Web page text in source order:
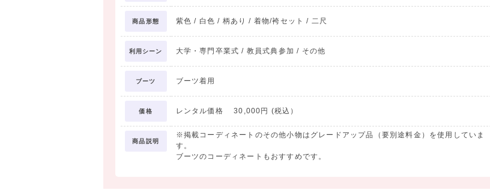
商品形態 紫色 / 白色 / 柄あり / 着物/袴セット / 二尺
利用シーン 大学・専門卒業式 / 教員式典参加 / その他
ブーツ ブーツ着用
価格 レンタル価格 30,000円 (税込）
商品説明
※掲載コーディネートのその他小物はグレードアップ品（要別途料金）を使用していま
す。
ブーツのコーディネートもおすすめです。